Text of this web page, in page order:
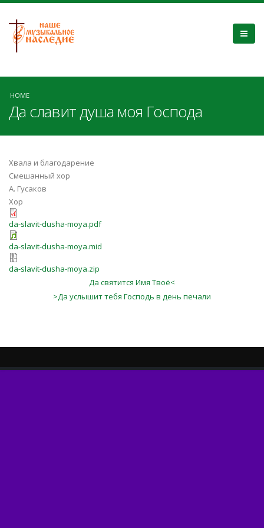
HOME
Да славит душа моя Господа
Хвала и благодарение
Смешанный хор
А. Гусаков
Хор
da-slavit-dusha-moya.pdf
da-slavit-dusha-moya.mid
da-slavit-dusha-moya.zip
Да святится Имя Твоё<
>Да услышит тебя Господь в день печали